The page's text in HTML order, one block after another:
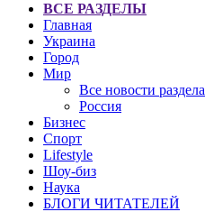
ВСЕ РАЗДЕЛЫ
Главная
Украина
Город
Мир
Все новости раздела
Россия
Бизнес
Спорт
Lifestyle
Шоу-биз
Наука
БЛОГИ ЧИТАТЕЛЕЙ